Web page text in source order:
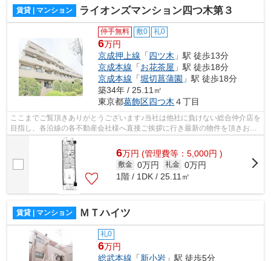
賃貸 | マンション ライオンズマンション四つ木第３
仲手無料 敷0 礼0
6万円
京成押上線 「四ツ木 」駅 徒歩13分
京成本線 「お花茶屋 」駅 徒歩18分
京成本線 「堀切菖蒲園 」駅 徒歩18分
築34年 / 25.11㎡
東京都葛飾区四つ木 ４丁目
ここまでご覧頂きありがとうございます♪当社は他社に負けない総合仲介店を
目指し、各沿線の各不動産会社様へ直接ご挨拶に行き最新の物件を頂きお客
様へ提供しております！最新の情報は...
6万円 (管理費等：5,000円 )
敷金 0万円 礼金 0万円
1階 / 1DK / 25.11㎡
賃貸 | マンション ＭＴハイツ
礼0
6万円
総武本線 「新小岩 」駅 徒歩5分